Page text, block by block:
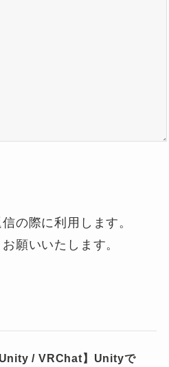
の際に利用します。
願いいたします。
Unity / VRChat】Unityで